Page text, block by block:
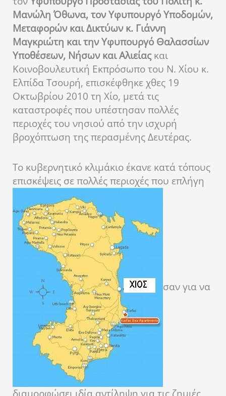
Μανώλη Όθωνα, τον Υφυπουργό Υποδομών,
Μεταφορών και Δικτύων κ. Γιάννη
Μαγκριώτη και την Υφυπουργό Θαλασσίων
Υποθέσεων, Νήσων και Αλιείαςκαι
Κοινοβουλευτική Εκπρόσωπο του Ν. Χίου κ.
Ελπίδα Τσουρή, επισκέφθηκε χθες 19
Οκτωβρίου 2010 τη Χίο, μετά τις
καταστροφές που υπέστησαν πολλές
περιοχές του νησιού από την ισχυρή
βροχόπτωση της περασμένης Δευτέρας.
Το κυβερνητικό κλιμάκιο έκανε κατά τόπους
επισκέψεις σε πολλές περιοχές που επλήγη
σαν για να